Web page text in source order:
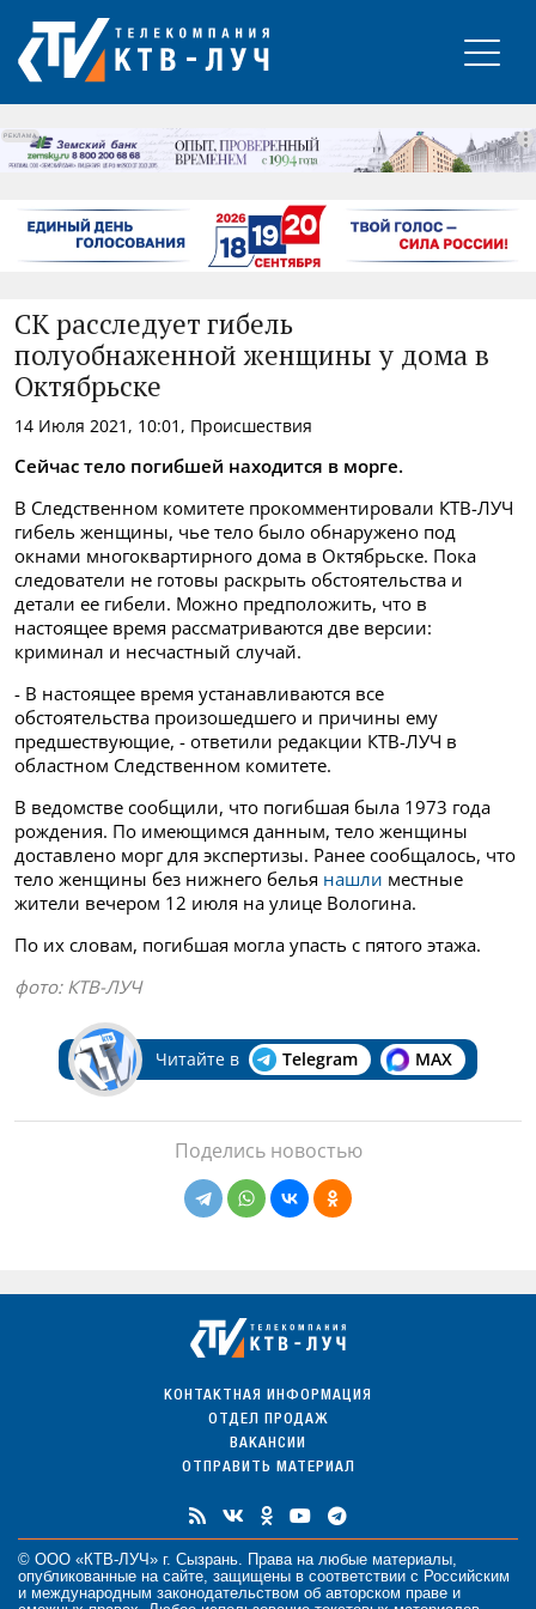
РЕКЛАМА
СК расследует гибель
полуобнаженной женщины у дома в
Октябрьске
14 Июля 2021, 10:01, Происшествия
Сейчас тело погибшей находится в морге.
В Следственном комитете прокомментировали КТВ-ЛУЧ
гибель женщины, чье тело было обнаружено под
окнами многоквартирного дома в Октябрьске. Пока
следователи не готовы раскрыть обстоятельства и
детали ее гибели. Можно предположить, что в
настоящее время рассматриваются две версии:
криминал и несчастный случай.
- В настоящее время устанавливаются все
обстоятельства произошедшего и причины ему
предшествующие, - ответили редакции КТВ-ЛУЧ в
областном Следственном комитете.
В ведомстве сообщили, что погибшая была 1973 года
рождения. По имеющимся данным, тело женщины
доставлено морг для экспертизы. Ранее сообщалось, что
тело женщины без нижнего белья нашли местные
жители вечером 12 июля на улице Вологина.
По их словам, погибшая могла упасть с пятого этажа.
фото: КТВ-ЛУЧ
Читайте в Telegram MAX
Поделись новостью
КОНТАКТНАЯ ИНФОРМАЦИЯ
ОТДЕЛ ПРОДАЖ
ВАКАНСИИ
ОТПРАВИТЬ МАТЕРИАЛ
© ООО «КТВ-ЛУЧ» г. Сызрань. Права на любые материалы
опубликованные на сайте, защищены в соответствии с Российским
и международным законодательством об авторском праве и